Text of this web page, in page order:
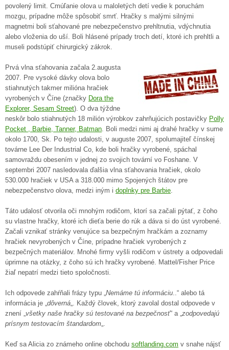
povolený limit. Cmúľanie olova u maloletých detí vedie k poruchám
mozgu, prípadne môže spôsobiť smrť. Hračky s malými silnými
magnetmi boli sťahované pre nebezpečenstvo prehltnutia, vdýchnutia
alebo vloženia do uší. Boli hlásené prípady troch detí, ktoré ich prehltli a
museli podstúpiť chirurgický zákrok.
Prvá vlna sťahovania začala 2.augusta
2007. Pre vysoké dávky olova bolo
stiahnutých takmer milióna hračiek
vyrobených v Číne (značky Dora the
Explorer, Sesam Street). O dva týždne
neskôr bolo stiahnutých 18 milión výrobkov zahrňujúcich postavičky Polly
Pocket , Barbie, Tanner, Batman . Boli medzi nimi aj drahé hračky v sume
okolo 1700, Sk. Po tejto udalosti, v auguste 2007, spolumajiteľ čínskej
továrne Lee Der Industrial Co, kde boli hračky vyrobené, spáchal
samovraždu obesením v jednej zo svojich tovární vo Foshane. V
septembri 2007 nasledovala ďalšia vlna sťahovania hračiek, okolo
530.000 hračiek v USA a 318.000 mimo Spojených štátov pre
nebezpečenstvo olova, medzi iným i doplnky pre Barbie
Táto udalosť otvorila oči mnohým rodičom, ktorí sa začali pýtať, z čoho
su vlastne hračky, ktoré ich dieťa berie do rúk a dáva si do úst vyrobené.
Začali vznikať stránky venujúce sa bezpečným hračkám a zoznamy
hračiek nevyrobených v Číne, prípadne hračiek vyrobených z
bezpečných materiálov. Mnohé firmy vyšli rodičom v ústrety a odpovedali
úprimne na otázky, z čoho sú ich hračky vyrobené. Mattel/Fisher Price
žiaľ nepatrí medzi tieto spoločnosti.
Ich odpovede zahŕňali frázy typu „ Nemáme tú informáciu ..“ alebo tá
informácia je „ dôverná „. Každý človek, ktorý zavolal dostal odpovede v
znení „ všetky naše hračky sú testované na bezpečnosť“ a „ zodpovedajú
prísnym testovacím štandardom
Keď sa Alicia zo známeho online obchodu softlanding.com v snahe nájsť